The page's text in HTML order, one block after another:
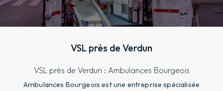
VSL près de Verdun
VSL près de Verdun : Ambulances Bourgeois
Ambulances Bourgeois est une entreprise spécialisée